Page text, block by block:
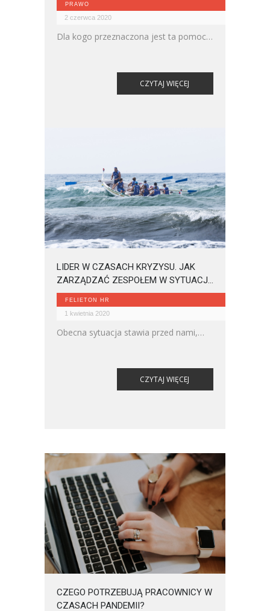
PRAWO
2 czerwca 2020
Dla kogo przeznaczona jest ta pomoc i
CZYTAJ WIĘCEJ
LIDER W CZASACH KRYZYSU. JAK
ZARZĄDZAĆ ZESPOŁEM W SYTUACJI
KRYZYSOWEJ?
FELIETON HR
1 kwietnia 2020
Obecna sytuacja stawia przed nami,
CZYTAJ WIĘCEJ
CZEGO POTRZEBUJĄ PRACOWNICY W
CZASACH PANDEMII?